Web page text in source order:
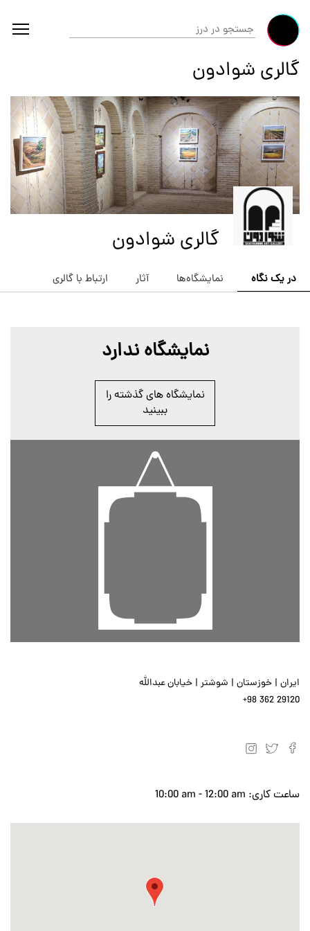
گالری شوادون
گالری شوادون
در یک نگاه نمایشگاه‌ها آثار ارتباط با گالری
نمایشگاه ندارد
نمایشگاه های گذشته را
ببینید
ایران |‌ خوزستان |‌ شوشتر | خیابان عبدالله
+98 362 29120
ساعت کاری: 10:00 am - 12:00 am